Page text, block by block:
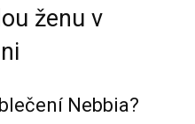
ženu v
Nebbia?